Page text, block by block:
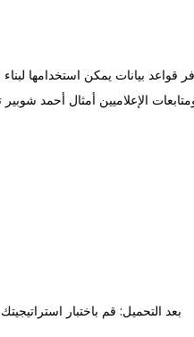
بعد التحميل: قم باختبار